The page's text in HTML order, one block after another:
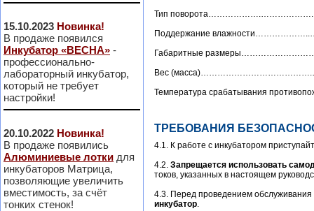
15.10.2023 Новинка!
В продаже появился
Инкубатор «ВЕСНА» -
профессионально-
лабораторный инкубатор,
который не требует
настройки!
20.10.2022 Новинка!
В продаже появились
Алюминиевые лотки для
инкубаторов Матрица,
позволяющие увеличить
вместимость, за счёт
тонких стенок!
Тип
Поддержание
Габаритные
Вес
Температура срабатывания
ТРЕБОВАНИЯ
4.1. К работе с инкубатором
4.2. Запрещается использовать
токов, указанных в настоящем
4.3. Перед проведением
инкубатор.